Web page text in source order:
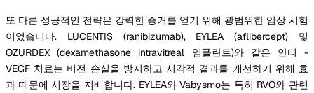
또 다른 성공적인 전략은 강력한 증거를 얻기 위해 광범위한 임상 시험
이었습니다. LUCENTIS (ranibizumab), EYLEA (aflibercept) 및
OZURDEX (dexamethasone intravitreal 임플란트)와 같은 안티 -
VEGF 치료는 비전 손실을 방지하고 시각적 결과를 개선하기 위해 효
과 때문에 시장을 지배합니다. EYLEA와 Vabysmo는 특히 RVO와 관련